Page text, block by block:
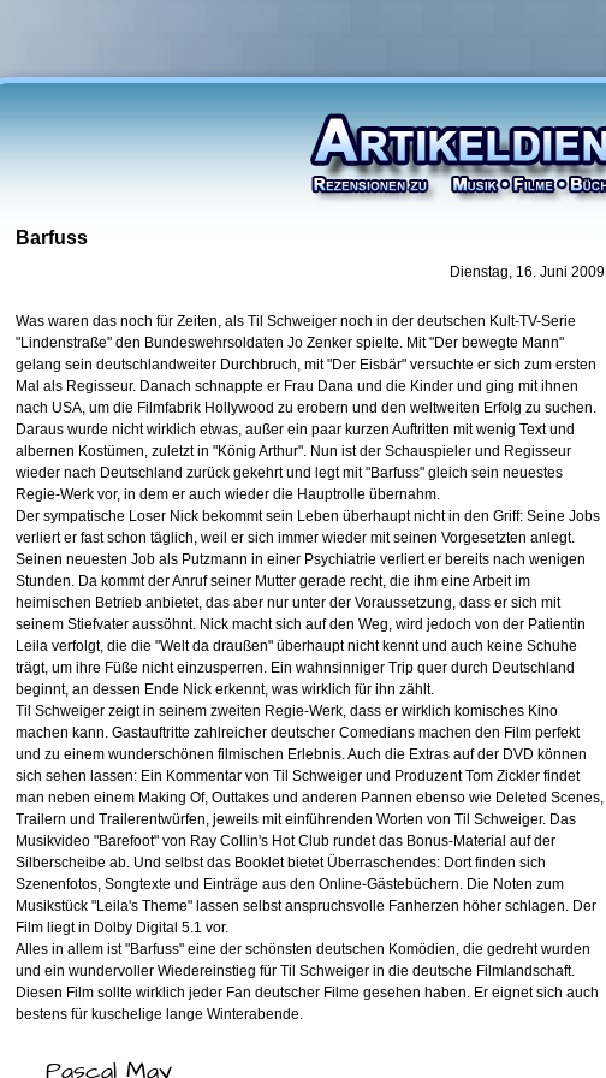
Barfuss
Dienstag, 16. Juni 2009
Was waren das noch für Zeiten, als Til Schweiger noch in der deutschen Kult-TV-Serie
"Lindenstraße" den Bundeswehrsoldaten Jo Zenker spielte. Mit "Der bewegte Mann"
gelang sein deutschlandweiter Durchbruch, mit "Der Eisbär" versuchte er sich zum ersten
Mal als Regisseur. Danach schnappte er Frau Dana und die Kinder und ging mit ihnen
nach USA, um die Filmfabrik Hollywood zu erobern und den weltweiten Erfolg zu suchen.
Daraus wurde nicht wirklich etwas, außer ein paar kurzen Auftritten mit wenig Text und
albernen Kostümen, zuletzt in "König Arthur". Nun ist der Schauspieler und Regisseur
wieder nach Deutschland zurück gekehrt und legt mit "Barfuss" gleich sein neuestes
Regie-Werk vor, in dem er auch wieder die Hauptrolle übernahm.
Der sympatische Loser Nick bekommt sein Leben überhaupt nicht in den Griff: Seine Jobs
verliert er fast schon täglich, weil er sich immer wieder mit seinen Vorgesetzten anlegt.
Seinen neuesten Job als Putzmann in einer Psychiatrie verliert er bereits nach wenigen
Stunden. Da kommt der Anruf seiner Mutter gerade recht, die ihm eine Arbeit im
heimischen Betrieb anbietet, das aber nur unter der Voraussetzung, dass er sich mit
seinem Stiefvater aussöhnt. Nick macht sich auf den Weg, wird jedoch von der Patientin
Leila verfolgt, die die "Welt da draußen" überhaupt nicht kennt und auch keine Schuhe
trägt, um ihre Füße nicht einzusperren. Ein wahnsinniger Trip quer durch Deutschland
beginnt, an dessen Ende Nick erkennt, was wirklich für ihn zählt.
Til Schweiger zeigt in seinem zweiten Regie-Werk, dass er wirklich komisches Kino
machen kann. Gastauftritte zahlreicher deutscher Comedians machen den Film perfekt
und zu einem wunderschönen filmischen Erlebnis. Auch die Extras auf der DVD können
sich sehen lassen: Ein Kommentar von Til Schweiger und Produzent Tom Zickler findet
man neben einem Making Of, Outtakes und anderen Pannen ebenso wie Deleted Scenes,
Trailern und Trailerentwürfen, jeweils mit einführenden Worten von Til Schweiger. Das
Musikvideo "Barefoot" von Ray Collin's Hot Club rundet das Bonus-Material auf der
Silberscheibe ab. Und selbst das Booklet bietet Überraschendes: Dort finden sich
Szenenfotos, Songtexte und Einträge aus den Online-Gästebüchern. Die Noten zum
Musikstück "Leila's Theme" lassen selbst anspruchsvolle Fanherzen höher schlagen. Der
Film liegt in Dolby Digital 5.1 vor.
Alles in allem ist "Barfuss" eine der schönsten deutschen Komödien, die gedreht wurden
und ein wundervoller Wiedereinstieg für Til Schweiger in die deutsche Filmlandschaft.
Diesen Film sollte wirklich jeder Fan deutscher Filme gesehen haben. Er eignet sich auch
bestens für kuschelige lange Winterabende.
Pascal May